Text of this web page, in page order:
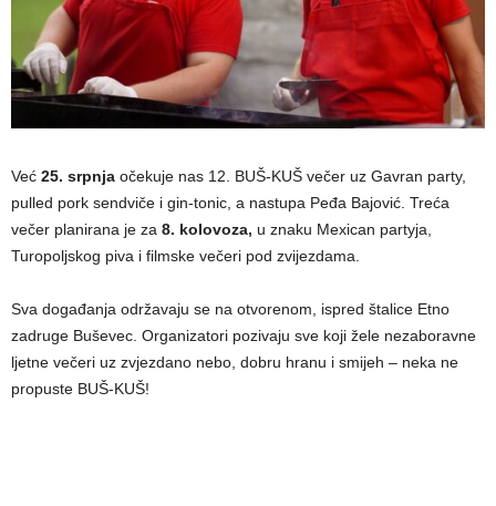
Već 25. srpnja očekuje nas 12. BUŠ-KUŠ večer uz Gavran party,
pulled pork sendviče i gin-tonic, a nastupa Peđa Bajović. Treća
večer planirana je za 8. kolovoza, u znaku Mexican partyja,
Turopoljskog piva i filmske večeri pod zvijezdama.
Sva događanja održavaju se na otvorenom, ispred štalice Etno
zadruge Buševec. Organizatori pozivaju sve koji žele nezaboravne
ljetne večeri uz zvjezdano nebo, dobru hranu i smijeh – neka ne
propuste BUŠ-KUŠ!